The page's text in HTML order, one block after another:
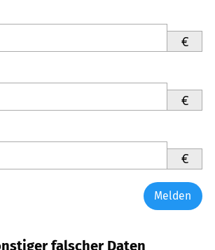
€
€
€
Melden
falscher Daten